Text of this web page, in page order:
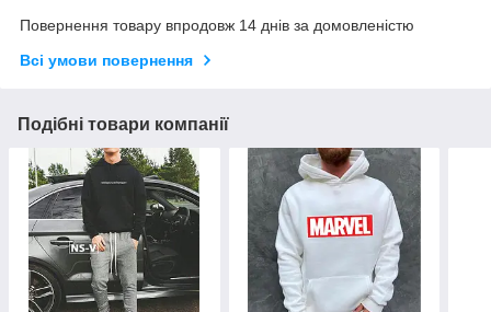
Повернення товару впродовж 14 днів за домовленістю
Всі умови повернення
Подібні товари компанії